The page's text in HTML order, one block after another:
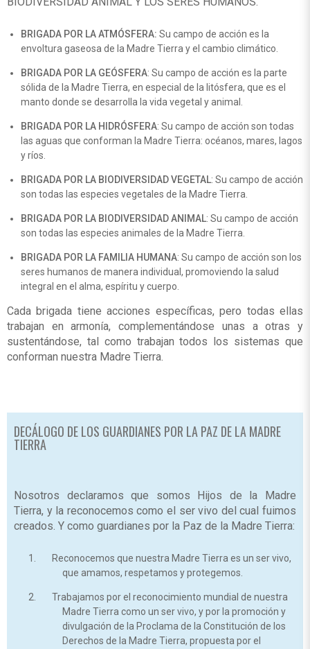
BRIGADA POR LA ATMÓSFERA: Su campo de acción es la
envoltura gaseosa de la Madre Tierra y el cambio climático.
BRIGADA POR LA GEÓSFERA: Su campo de acción es la parte
sólida de la Madre Tierra, en especial de la litósfera, que es el
manto donde se desarrolla la vida vegetal y animal.
BRIGADA POR LA HIDRÓSFERA: Su campo de acción son todas
las aguas que conforman la Madre Tierra: océanos, mares, lagos
y ríos.
BRIGADA POR LA BIODIVERSIDAD VEGETAL: Su campo de acción
son todas las especies vegetales de la Madre Tierra.
BRIGADA POR LA BIODIVERSIDAD ANIMAL: Su campo de acción
son todas las especies animales de la Madre Tierra.
BRIGADA POR LA FAMILIA HUMANA: Su campo de acción son los
seres humanos de manera individual, promoviendo la salud
integral en el alma, espíritu y cuerpo.
Cada brigada tiene acciones específicas, pero todas ellas
trabajan en armonía, complementándose unas a otras y
sustentándose, tal como trabajan todos los sistemas que
conforman nuestra Madre Tierra.
DECÁLOGO DE LOS GUARDIANES POR LA PAZ DE LA MADRE
TIERRA
Nosotros declaramos que somos Hijos de la Madre
Tierra, y la reconocemos como el ser vivo del cual fuimos
creados. Y como guardianes por la Paz de la Madre Tierra:
Reconocemos que nuestra Madre Tierra es un ser vivo,
que amamos, respetamos y protegemos.
Trabajamos por el reconocimiento mundial de nuestra
Madre Tierra como un ser vivo, y por la promoción y
divulgación de la Proclama de la Constitución de los
Derechos de la Madre Tierra, propuesta por el